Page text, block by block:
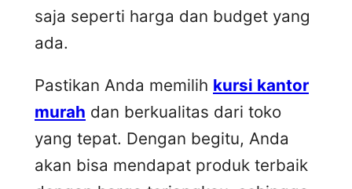
saja seperti harga dan budget yang
ada.
Pastikan Anda memilih kursi kantor
murah dan berkualitas dari toko
yang tepat. Dengan begitu, Anda
akan bisa mendapat produk terbaik